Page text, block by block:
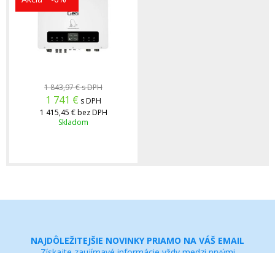
1 843,97 €s DPH
1 741 € s DPH
1 415,45 € bez DPH
Skladom
NAJDÔLEŽITEJŠIE NOVINKY PRIAMO NA VÁŠ EMAIL